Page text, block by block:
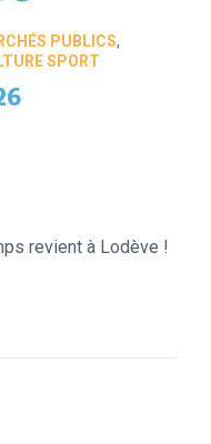
PUBLICS,
SPORT
revient à Lodève !